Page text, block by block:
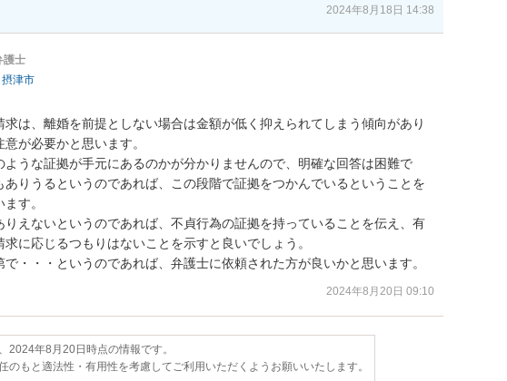
2024年8月18日 14:38
護士
摂津市
は、離婚を前提としない場合は金額が低く抑えられてしまう傾向があり
が必要かと思います。
ような証拠が手元にあるのかが分かりませんので、明確な回答は困難で
ありうるというのであれば、この段階で証拠をつかんでいるということを
す。
りえないというのであれば、不貞行為の証拠を持っていることを伝え、有
に応じるつもりはないことを示すと良いでしょう。
・・・というのであれば、弁護士に依頼された方が良いかと思います。
2024年8月20日 09:10
2024年8月20日時点の情報です。
のもと適法性・有用性を考慮してご利用いただくようお願いいたします。